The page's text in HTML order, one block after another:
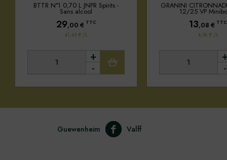
BTTR N°1 0,70 L JNPR Spirits -
Sans alcool
29,00 € TTC
41,43 € /L
-
+
GRANINI
12/25 VP
13,08 € TTC
4,36 € /L
-
Guewenheim Valff